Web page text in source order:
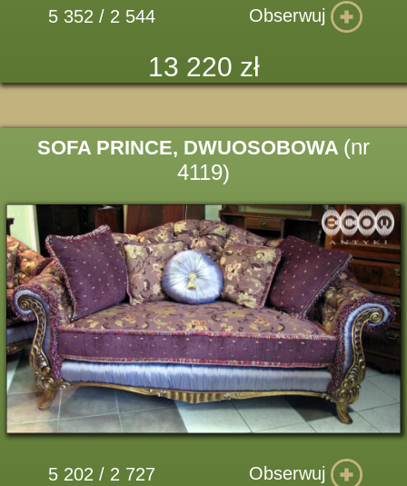
5 352 / 2 544 Obserwuj
13 220 zł
SOFA PRINCE, DWUOSOBOWA (nr
4119)
5 202 / 2 727 Obserwuj